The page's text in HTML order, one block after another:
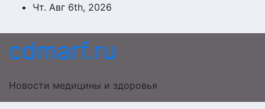
Перейти
содержимому
Чт. Авг 6th, 2026
cdmarf.ru
Новости медицины и здоровья